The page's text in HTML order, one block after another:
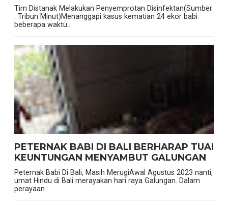
Tim Distanak Melakukan Penyemprotan Disinfektan(Sumber
: Tribun Minut)Menanggapi kasus kematian 24 ekor babi
beberapa waktu...
PETERNAK BABI DI BALI BERHARAP TUAI
KEUNTUNGAN MENYAMBUT GALUNGAN
Peternak Babi Di Bali, Masih MerugiAwal Agustus 2023 nanti,
umat Hindu di Bali merayakan hari raya Galungan. Dalam
perayaan...